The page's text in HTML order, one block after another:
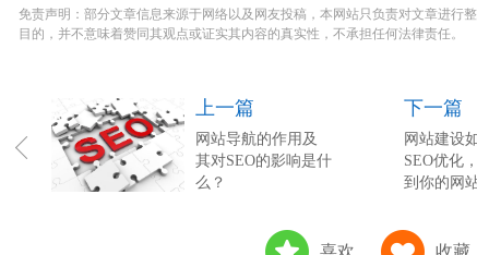
免责声明：部分文章信息来源于网络以及网友投稿，本网站只负责对文章进行
目的，并不意味着赞同其观点或证实其内容的真实性，不承担任何法律责任。
上一篇
网站导航的作用及
其对SEO的影响是什
么？
下一篇
网站建设
SEO优化
到你的网
喜欢 收藏